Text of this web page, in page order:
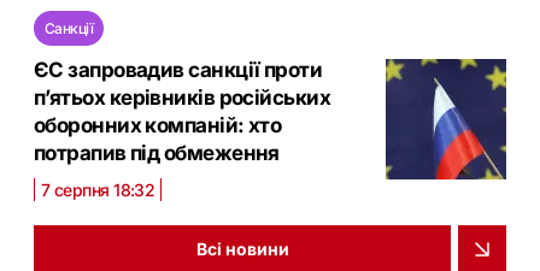
Санкції
ЄС запровадив санкції проти
п’ятьох керівників російських
оборонних компаній: хто
потрапив під обмеження
7 серпня 18:32
Всі новини